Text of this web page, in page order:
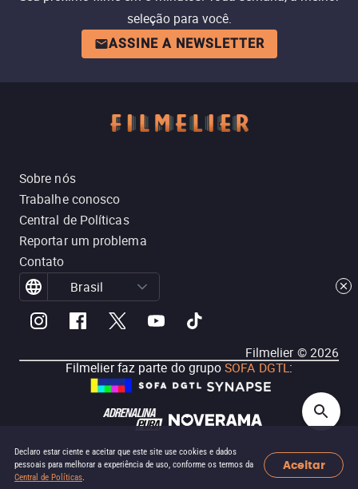
Declaro estar ciente e aceitar que este site use cookies e dados
pessoais para melhorar a experiência de uso, conforme os termos da
Central de Políticas.
Aceitar
seleção para você.
ASSINE A NEWSLETTER
Sobre nós
Trabalhe conosco
Central de Políticas
Reportar um problema
Contato
Brasil
Filmelier ©2026
Filmelier faz parte do grupoSOFA DGTL: